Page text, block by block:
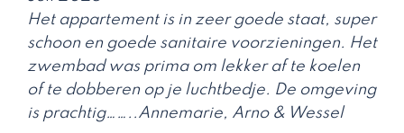
Het appartement is in zeer goede staat, super
schoon en goede sanitaire voorzieningen. Het
zwembad was prima om lekker af te koelen
of te dobberen op je luchtbedje. De omgeving
is prachtig……..Annemarie, Arno & Wessel